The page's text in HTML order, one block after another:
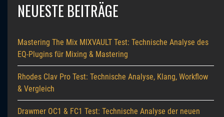
NEUESTE BEITRÄGE
Mastering The Mix MIXVAULT Test: Technische Analyse des
EQ-Plugins für Mixing & Mastering
Rhodes Clav Pro Test: Technische Analyse, Klang, Workflow
& Vergleich
Drawmer OC1 & FC1 Test: Technische Analyse der neuen